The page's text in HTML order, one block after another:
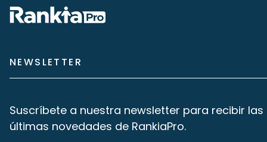
NEWSLETTER
Suscríbete a nuestra newsletter para recibir las
últimas novedades de RankiaPro.